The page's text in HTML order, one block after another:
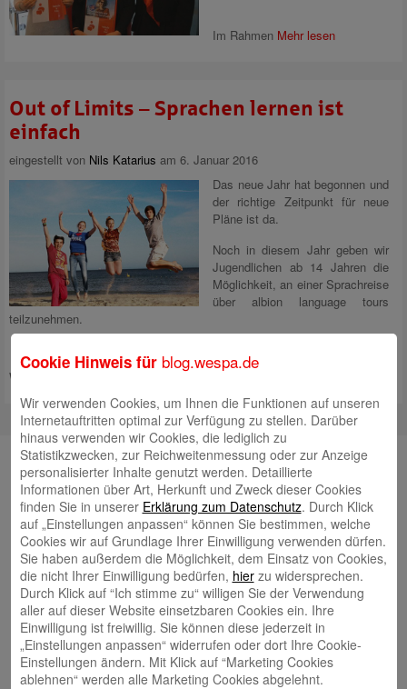
Im Rahmen Mehr lesen
Out of Limits – Sprachen lernen ist
einfach
eingestellt von Nils Katarius am 6. Januar 2016
Das neue Jahr hat begonnen und
der richtige Zeitpunkt für neue
Pläne ist da.
Noch in diesem Jahr geben wir
Jugendlichen ab 14 Jahren die
Möglichkeit, an einer Sprachreise
über albion language tours
teilzunehmen.
Wer seine Sprachkenntnisse optimieren,
YouTube
Autoren
Tim Beling
Eva Bläsen
Cookie Hinweis für blog.wespa.de
Wir verwenden Cookies, um Ihnen die Funktionen auf unseren
Internetauftritten optimal zur Verfügung zu stellen. Darüber
hinaus verwenden wir Cookies, die lediglich zu
Statistikzwecken, zur Reichweitenmessung oder zur Anzeige
personalisierter Inhalte genutzt werden. Detaillierte
Informationen über Art, Herkunft und Zweck dieser Cookies
finden Sie in unserer Erklärung zum Datenschutz. Durch Klick
auf „Einstellungen anpassen“ können Sie bestimmen, welche
Cookies wir auf Grundlage Ihrer Einwilligung verwenden dürfen.
Sie haben außerdem die Möglichkeit, dem Einsatz von Cookies,
die nicht Ihrer Einwilligung bedürfen, hierzu widersprechen.
Durch Klick auf “Ich stimme zu“ willigen Sie der Verwendung
aller auf dieser Website einsetzbaren Cookies ein. Ihre
Einwilligung ist freiwillig. Sie können diese jederzeit in
„Einstellungen anpassen“ widerrufen oder dort Ihre Cookie-
Einstellungen ändern. Mit Klick auf “Marketing Cookies
ablehnen“ werden alle Marketing Cookies abgelehnt.